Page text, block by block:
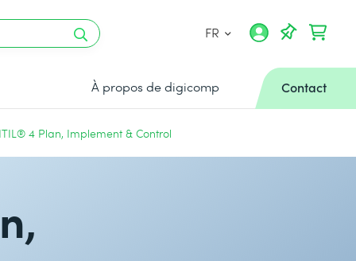
FR
À propos de digicomp Contact
ITIL® 4 Plan, Implement & Control